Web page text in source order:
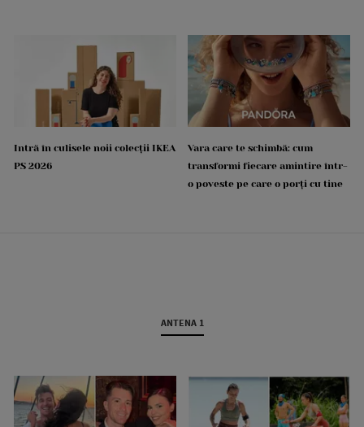
Intră în culisele noii colecții IKEA
PS 2026
Vara care te schimbă: cum
transformi fiecare amintire într-
o poveste pe care o porți cu tine
ANTENA 1